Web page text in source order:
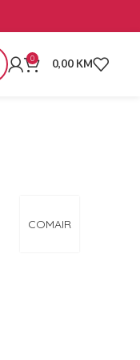
0 0,00 KM
COMAIR